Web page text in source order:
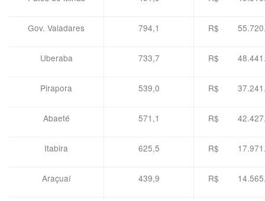
Gov. Valadares 794,1 R$
Uberaba 733,7 R$
Pirapora 539,0 R$
Abaeté 571,1 R$
Itabira 625,5 R$
Araçuaí 439,9 R$